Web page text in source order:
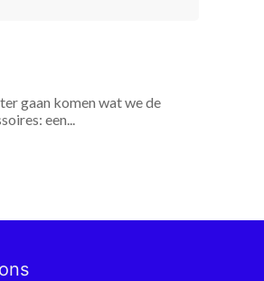
gaan komen wat we de
een...